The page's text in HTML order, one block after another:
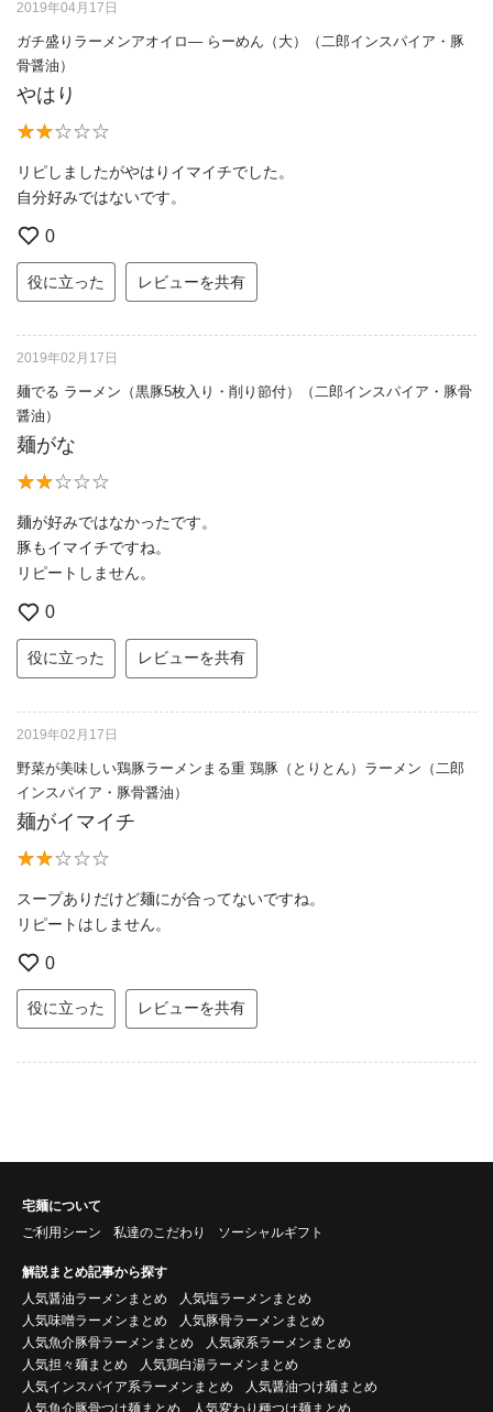
2019年04月17日
ガチ盛りラーメンアオイロ— らーめん（大）（二郎インスパイア・豚
骨醤油）
やはり
リピしましたがやはりイマイチでした。
自分好みではないです。
0
役に立った レビューを共有
2019年02月17日
麺でる ラーメン（黒豚5枚入り・削り節付）（二郎インスパイア・豚骨
醤油）
麺がな
麺が好みではなかったです。
豚もイマイチですね。
リピートしません。
0
役に立った レビューを共有
2019年02月17日
野菜が美味しい鶏豚ラーメンまる重 鶏豚（とりとん）ラーメン（二郎
インスパイア・豚骨醤油）
麺がイマイチ
スープありだけど麺にが合ってないですね。
リピートはしません。
0
役に立った レビューを共有
宅麺について
ご利用シーン
私達のこだわり ソーシャルギフト
解説まとめ記事から探す
人気醤油ラーメンまとめ
人気塩ラーメンまとめ
人気味噌ラーメンまとめ
人気豚骨ラーメンまとめ
人気魚介豚骨ラーメンまとめ
人気家系ラーメンまとめ
人気担々麺まとめ
人気鶏白湯ラーメンまとめ
人気インスパイア系ラーメンまとめ
人気醤油つけ麺まとめ
人気魚介豚骨つけ麺まとめ
人気変わり種つけ麺まとめ